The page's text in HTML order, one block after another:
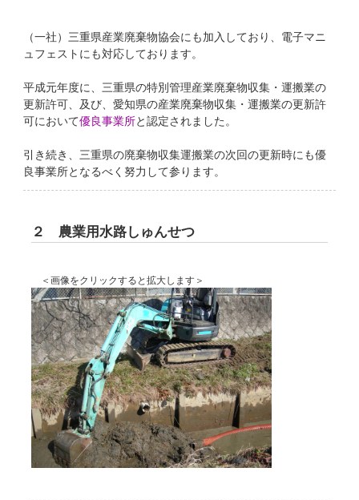
（一社）三重県産業廃棄物協会にも加入しており、電子マニ
ュフェストにも対応しております。
平成元年度に、三重県の特別管理産業廃棄物収集・運搬業の
更新許可、及び、愛知県の産業廃棄物収集・運搬業の更新許
可において優良事業所と認定されました。
引き続き、三重県の廃棄物収集運搬業の次回の更新時にも優
良事業所となるべく努力して参ります。
２ 農業用水路しゅんせつ
＜画像をクリックすると拡大します＞